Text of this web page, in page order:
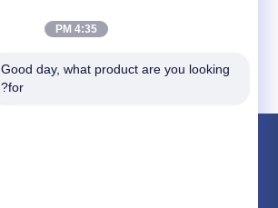
4:35 PM
Good day, what product are you looking
for?